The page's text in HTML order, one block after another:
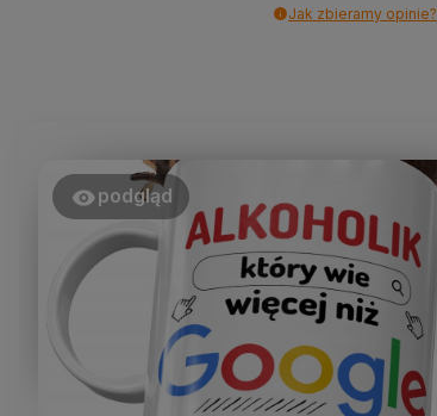
Jak zbieramy opinie?
podgląd